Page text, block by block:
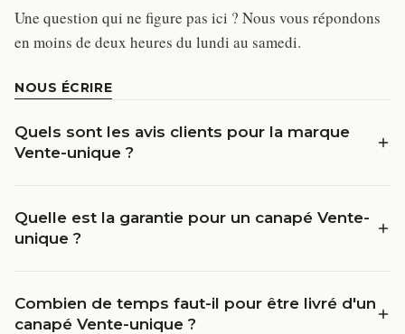
Une question qui ne figure pas ici ? Nous vous répondons
en moins de deux heures du lundi au samedi.
NOUS ÉCRIRE
Quels sont les avis clients pour la marque
Vente-unique ?
Quelle est la garantie pour un canapé Vente-
unique ?
Combien de temps faut-il pour être livré d'un
canapé Vente-unique ?